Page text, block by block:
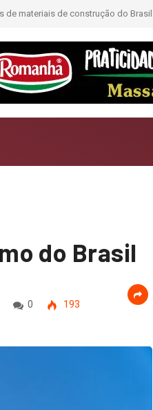
curadoria como novo luxo
do Brasil
0 193